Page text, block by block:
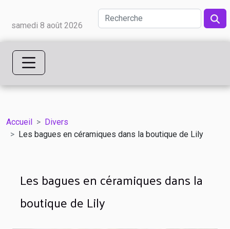
samedi 8 août 2026
Accueil
Divers
Les bagues en céramiques dans la boutique de Lily
Les bagues en céramiques dans la
boutique de Lily